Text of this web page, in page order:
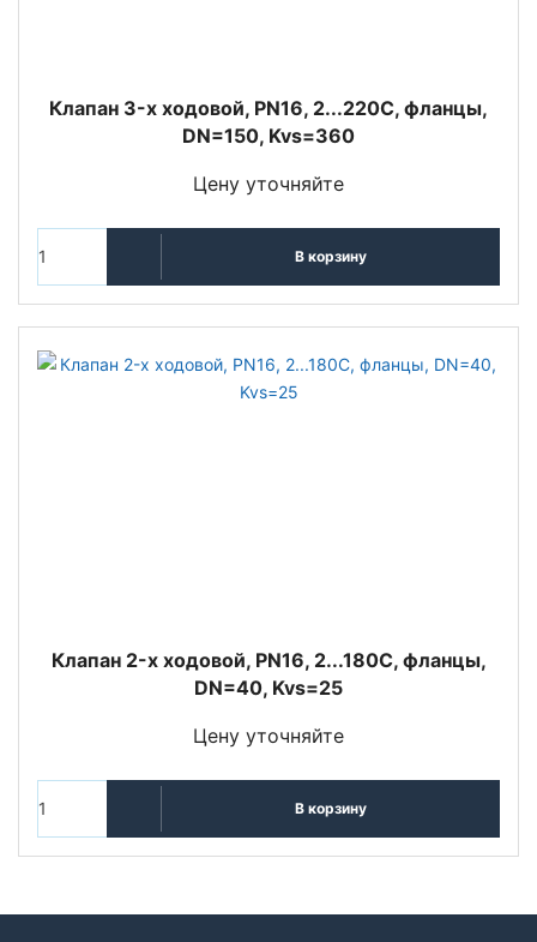
Клапан 3-x ходовой, PN16, 2...220С, фланцы,
DN=150, Kvs=360
Цену уточняйте
В корзину
Клапан 2-x ходовой, PN16, 2...180С, фланцы,
DN=40, Kvs=25
Цену уточняйте
В корзину